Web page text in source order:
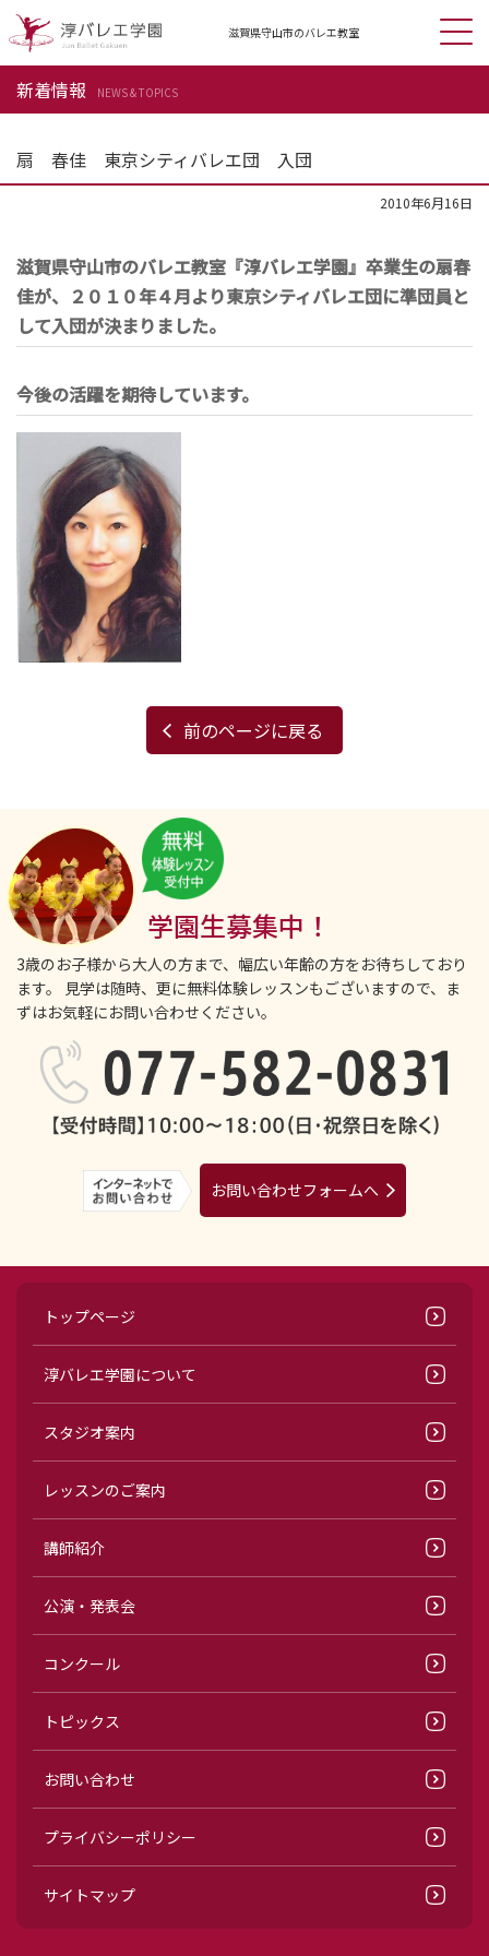
滋賀県守山市のバレエ教室
新着情報 NEWS & TOPICS
扇 春佳 東京シティバレエ団 入団
2010年6月16日
滋賀県守山市のバレエ教室『淳バレエ学園』卒業生の扇春
佳が、２０１０年４月より東京シティバレエ団に準団員と
して入団が決まりました。
今後の活躍を期待しています。
前のページに戻る
学園生募集中！
3歳のお子様から大人の方まで、幅広い年齢の方をお待ちしており
ます。
見学は随時、更に無料体験レッスンもございますので、ま
ずはお気軽にお問い合わせください。
お問い合わせフォームへ
トップページ
淳バレエ学園について
スタジオ案内
レッスンのご案内
講師紹介
公演・発表会
コンクール
トピックス
お問い合わせ
プライバシーポリシー
サイトマップ